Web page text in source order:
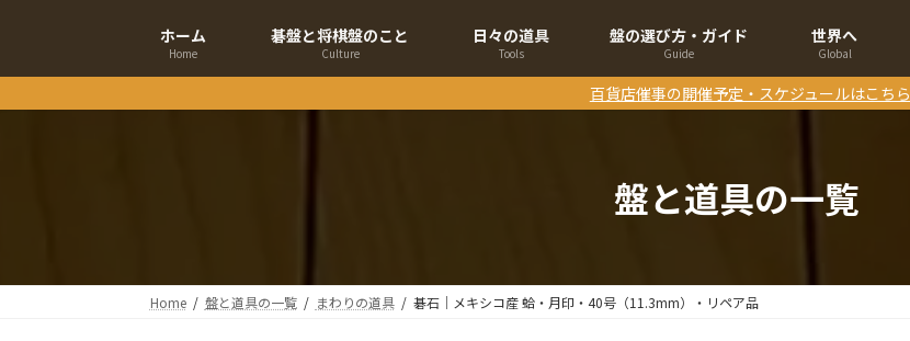
ホーム
Home
碁盤と将棋盤のこと
Culture
日々の道具
Tools
盤の選び方・ガイド
Guide
世界へ
Global
百貨店催事の開催予定・スケジュールはこちら
盤と道具の一覧
Home 盤と道具の一覧 まわりの道具 碁石｜メキシコ産 蛤・月印・40号（11.3mm）・リペア品